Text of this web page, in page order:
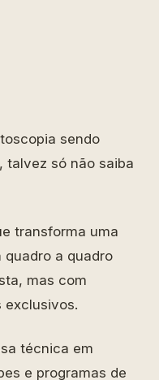
sendo
talvez só não saiba
transforma uma
a quadro
mas com
exclusivos.
técnica em
e programas de